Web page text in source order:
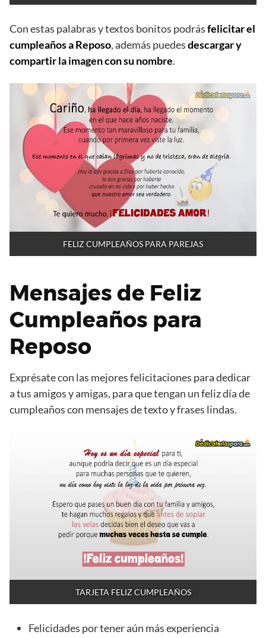
Con estas palabras y textos bonitos podrásfelicitar el
cumpleaños a Reposo, además puedesdescargar y
compartir la imagen con su nombre.
FELIZ CUMPLEAÑOS PARA PAREJAS
Mensajes de Feliz
Cumpleaños para
Reposo
Exprésate con las mejores felicitaciones para dedicar
a tus amigos y amigas, para que tengan un feliz día de
cumpleaños con mensajes de texto y frases lindas.
TARJETA FELIZ CUMPLEAÑOS
Felicidades por tener aún más experiencia